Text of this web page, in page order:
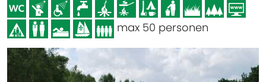
max 50 personen